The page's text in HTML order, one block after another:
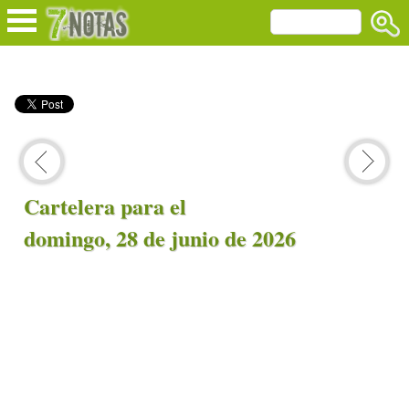
Cartelera para el
domingo, 28 de junio de 2026